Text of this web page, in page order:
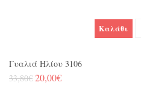
Καλάθι
Γυαλιά Ηλίου 3106
33,80€ 20,00€